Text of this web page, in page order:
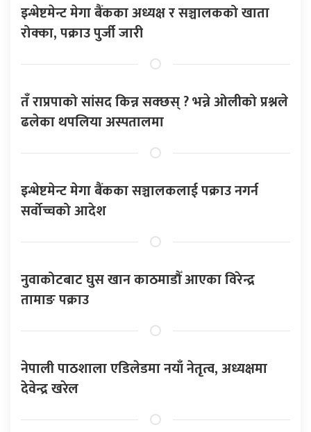
इन्भेष्टमेन्ट मेगा बैंकका अध्यक्ष र सञ्चालकको खाता
रोक्का, पक्राउ पुर्जी जारी
तँ राप्रपाको सांसद किन्न सक्छस् ? भन्ने ओलीको प्रश्नले
ढलेका थपलिया अस्पतालमा
इन्भेष्टमेन्ट मेगा बैंकका सञ्चालकलाई पक्राउ नगर्न
सर्वोच्चको आदेश
नुवाकोटबाट घुस खान काठमाडौँ आएका विरेन्द्र
तामाङ पक्राउ
नेपाली पाठशाला एडिलेडमा नयाँ नेतृत्व, अध्यक्षमा
देवेन्द्र खरेल